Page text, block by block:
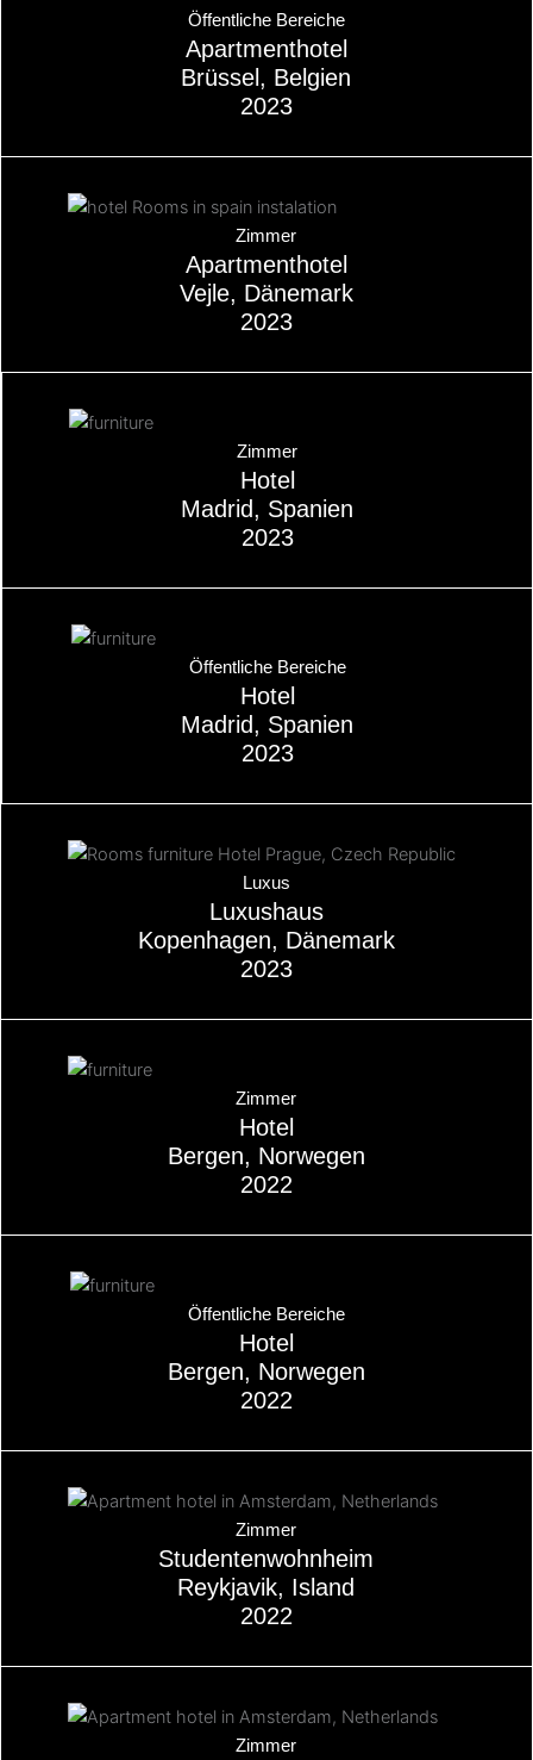
Über
Öffentliche Bereiche
Apartmenthotel
Brüssel, Belgien
2023
Über
Zimmer
Apartmenthotel
Vejle, Dänemark
2023
Über
Zimmer
Hotel
Madrid, Spanien
2023
Über
Öffentliche Bereiche
Hotel
Madrid, Spanien
2023
Über
Luxus
Luxushaus
Kopenhagen, Dänemark
2023
Über
Zimmer
Hotel
Bergen, Norwegen
2022
Über
Öffentliche Bereiche
Hotel
Bergen, Norwegen
2022
Über
Zimmer
Studentenwohnheim
Reykjavik, Island
2022
Über
Zimmer